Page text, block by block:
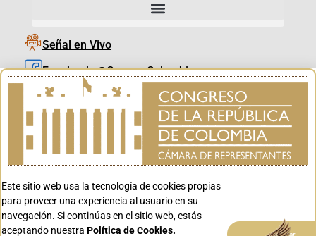
Señal en Vivo
Facebook_@CamaraColombia
Instagram_@CamaraColombia
X_@CamaraColombia
Youtube_@CamaraColombia
Youtube_@CanalCongreso
Este sitio web usa la tecnología de cookies propias
para proveer una experiencia al usuario en su
navegación. Si continúas en el sitio web, estás
aceptando nuestra Política de Cookies. Aceptar